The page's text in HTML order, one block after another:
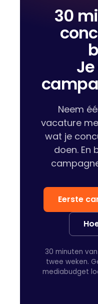
30
Neem
vacature
wat je
doen. En
Eerste
30 minuten
twee weken.
mediabudget